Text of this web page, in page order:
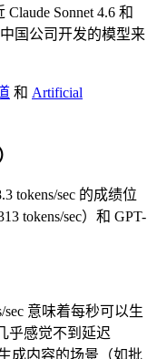
Sonnet 4.6 和
国公司开发的模型来
和 Artificial
tokens/sec 的成绩位
tokens/sec）和 GPT-
sec 意味着每秒可以生
乎感觉不到延迟
成内容的场景（如批